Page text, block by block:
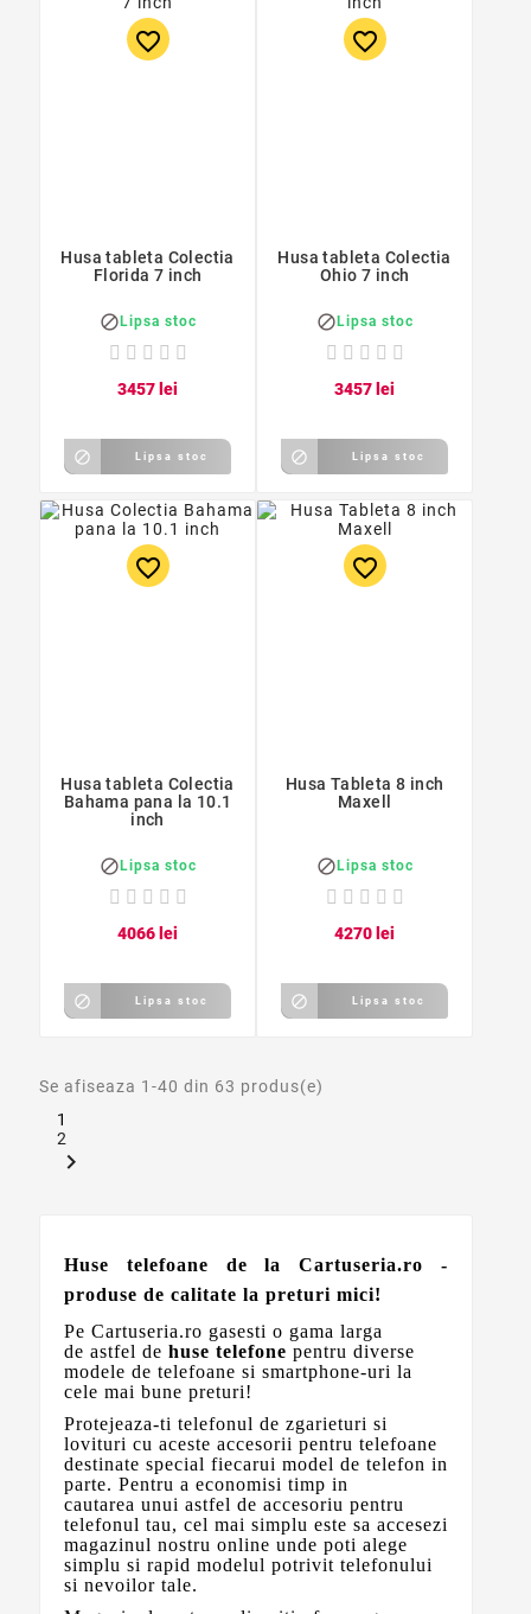
favorite_border
Husa tableta Colectia
Florida 7 inch
 Lipsa stoc
3457 lei
 Lipsa stoc
favorite_border
Husa tableta Colectia
Ohio 7 inch
 Lipsa stoc
3457 lei
 Lipsa stoc
favorite_border
Husa tableta Colectia
Bahama pana la 10.1
inch
 Lipsa stoc
4066 lei
 Lipsa stoc
favorite_border
Husa Tableta 8 inch
Maxell
 Lipsa stoc
4270 lei
 Lipsa stoc
Se afiseaza 1-40 din 63 produs(e)
1
2

Huse telefoane de la Cartuseria.ro -
produse de calitate la preturi mici!
Pe Cartuseria.ro gasesti o gama larga
de astfel de huse telefone pentru diverse
modele de telefoane si smartphone-uri la
cele mai bune preturi!
Protejeaza-ti telefonul de zgarieturi si
lovituri cu aceste accesorii pentru telefoane
destinate special fiecarui model de telefon in
parte. Pentru a economisi timp in
cautarea unui astfel de accesoriu pentru
telefonul tau, cel mai simplu este sa accesezi
magazinul nostru online unde poti alege
simplu si rapid modelul potrivit telefonului
si nevoilor tale.